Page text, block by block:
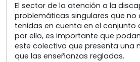
El sector de la atención a la
problemáticas singulares que no
tenidas en cuenta en el conjunto
por ello, es importante que
este colectivo que presenta una
que las enseñanzas regladas.